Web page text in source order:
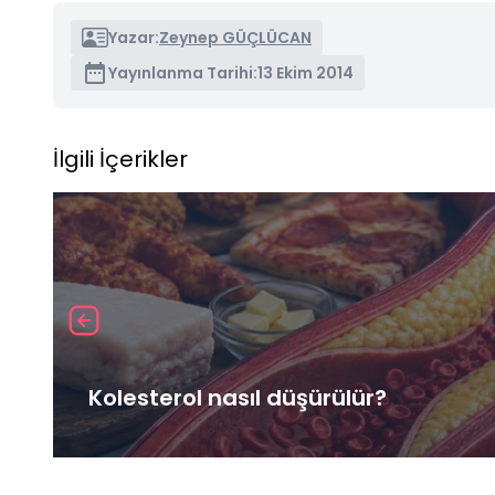
Yazar:Zeynep GÜÇLÜCAN
Yayınlanma Tarihi:13 Ekim 2014
İlgili İçerikler
Kolesterol nasıl düşürülür?